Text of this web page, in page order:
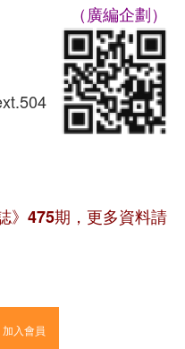
（廣編企劃）
》475期，更多資料請
加入會員